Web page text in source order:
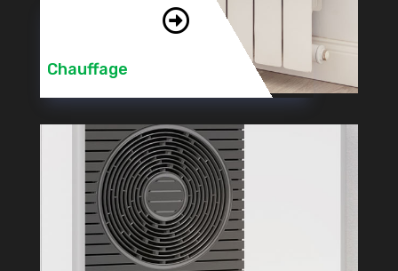

Chauffage